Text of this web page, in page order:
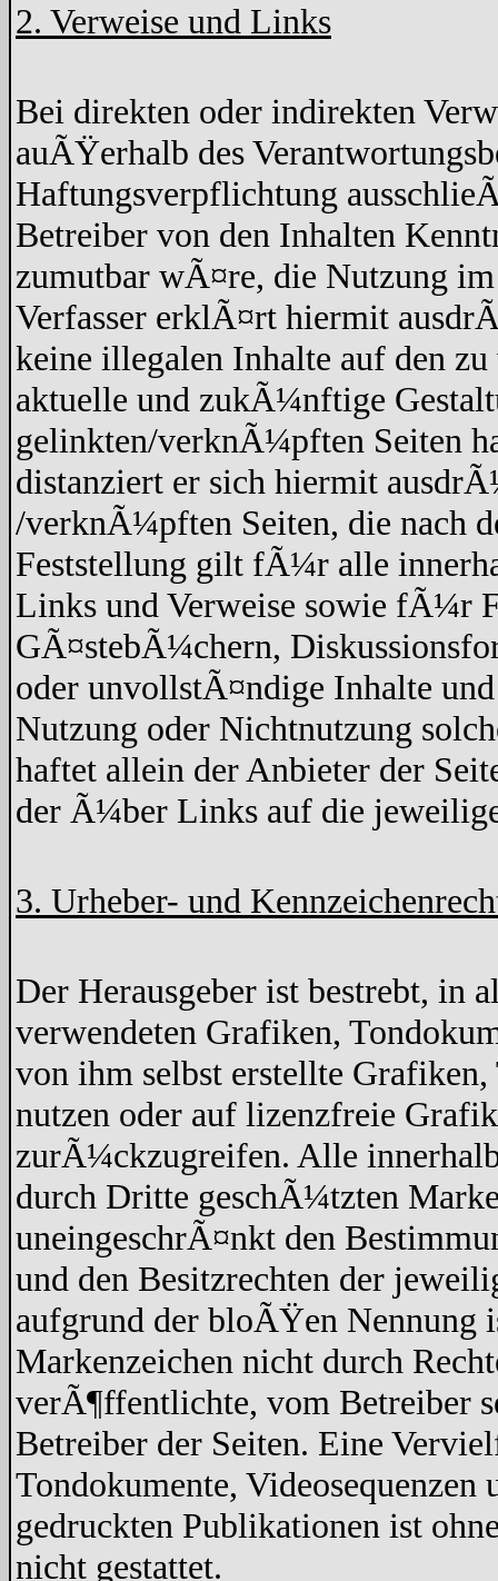
2. Verweise und Links
Bei direkten oder indirekten
auÃŸerhalb des
Haftungsverpflichtung
Betreiber von den Inhalten
zumutbar wÃ¤re, die Nutzung
Verfasser erklÃ¤rt hiermit
keine illegalen Inhalte auf den
aktuelle und zukÃ¼nftige
gelinkten/verknÃ¼pften Seiten
distanziert er sich hiermit
/verknÃ¼pften Seiten, die nach
Feststellung gilt fÃ¼r alle
Links und Verweise sowie fÃ¼r
GÃ¤stebÃ¼chern,
oder unvollstÃ¤ndige Inhalte
Nutzung oder Nichtnutzung
haftet allein der Anbieter der
der Ã¼ber Links auf die
3. Urheber- und
Der Herausgeber ist bestrebt, in
verwendeten Grafiken,
von ihm selbst erstellte Grafiken,
nutzen oder auf lizenzfreie
zurÃ¼ckzugreifen. Alle
durch Dritte geschÃ¼tzten
uneingeschrÃ¤nkt den
und den Besitzrechten der
aufgrund der bloÃŸen Nennung
Markenzeichen nicht durch
verÃ¶ffentlichte, vom Betreiber
Betreiber der Seiten. Eine
Tondokumente, Videosequenzen
gedruckten Publikationen ist
nicht gestattet.